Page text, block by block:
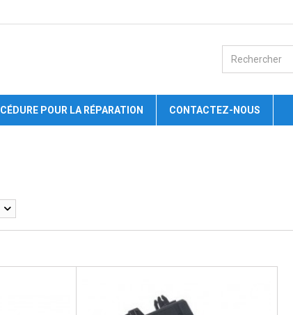
POUR LA RÉPARATION CONTACTEZ-NOUS